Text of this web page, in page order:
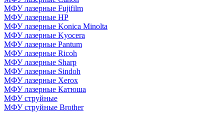
МФУ лазерные Fujifilm
МФУ лазерные HP
МФУ лазерные Konica Minolta
МФУ лазерные Kyocera
МФУ лазерные Pantum
МФУ лазерные Ricoh
МФУ лазерные Sharp
МФУ лазерные Sindoh
МФУ лазерные Xerox
МФУ лазерные Катюша
МФУ струйные
МФУ струйные Brother